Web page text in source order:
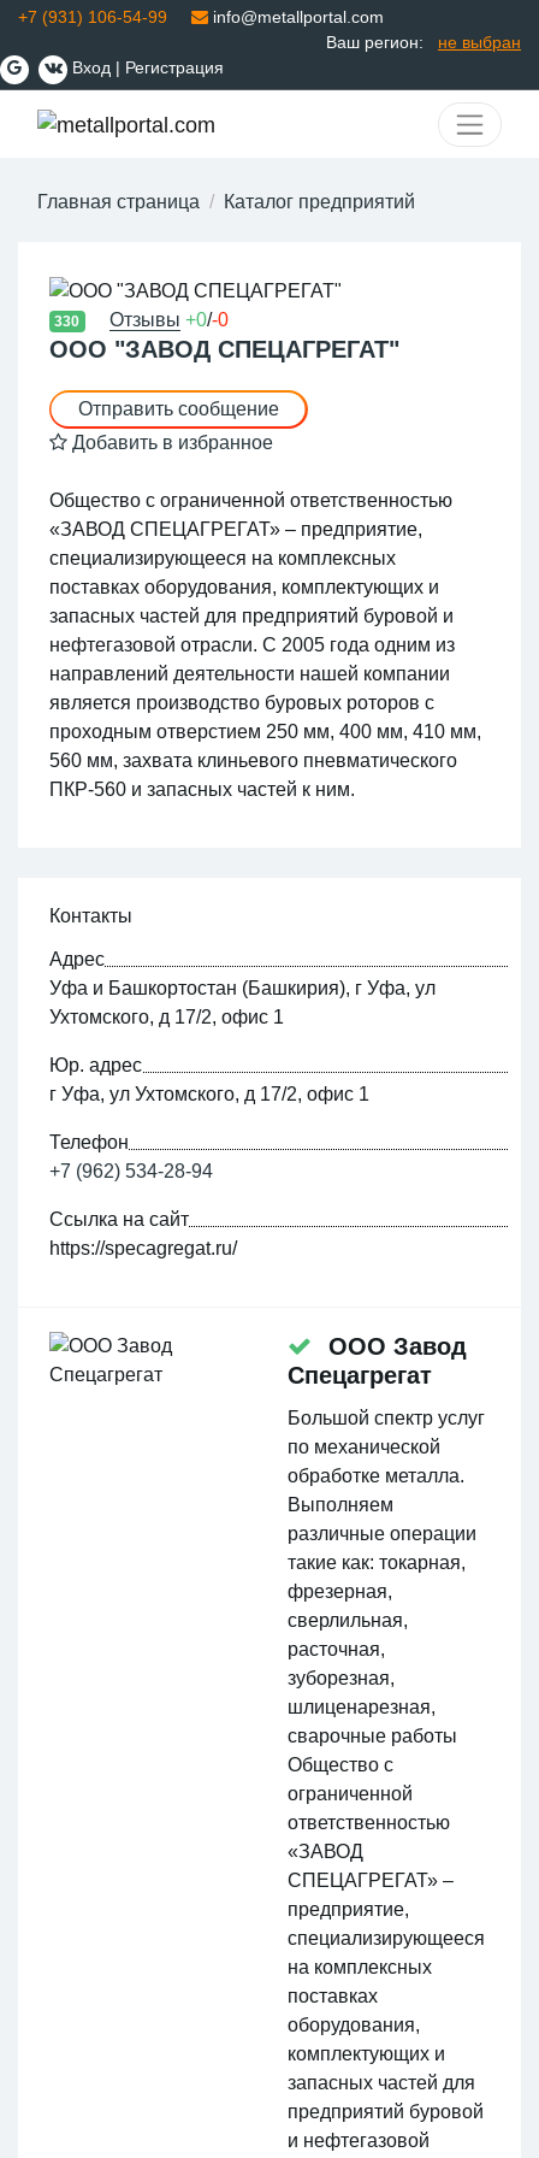
+7 (931) 106-54-99
info@metallportal.com
Ваш регион:
не выбран
Вход | Регистрация
Главная страница Каталог предприятий
330 Отзывы +0/-0
ООО "ЗАВОД СПЕЦАГРЕГАТ"
Отправить сообщение
Добавить в избранное
Общество с ограниченной ответственностью
«ЗАВОД СПЕЦАГРЕГАТ» – предприятие,
специализирующееся на комплексных
поставках оборудования, комплектующих и
запасных частей для предприятий буровой и
нефтегазовой отрасли. С 2005 года одним из
направлений деятельности нашей компании
является производство буровых роторов с
проходным отверстием 250 мм, 400 мм, 410 мм,
560 мм, захвата клиньевого пневматического
ПКР-560 и запасных частей к ним.
Контакты
Адрес
Уфа и Башкортостан (Башкирия), г Уфа, ул
Ухтомского, д 17/2, офис 1
Юр. адрес
г Уфа, ул Ухтомского, д 17/2, офис 1
Телефон
+7 (962) 534-28-94
Ссылка на сайт
https://specagregat.ru/
ООО Завод
Спецагрегат
Большой спектр услуг
по механической
обработке металла.
Выполняем
различные операции
такие как: токарная,
фрезерная,
сверлильная,
расточная,
зуборезная,
шлиценарезная,
сварочные работы
Общество с
ограниченной
ответственностью
«ЗАВОД
СПЕЦАГРЕГАТ» –
предприятие,
специализирующееся
на комплексных
поставках
оборудования,
комплектующих и
запасных частей для
предприятий буровой
и нефтегазовой